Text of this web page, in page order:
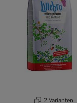
2 Varianten